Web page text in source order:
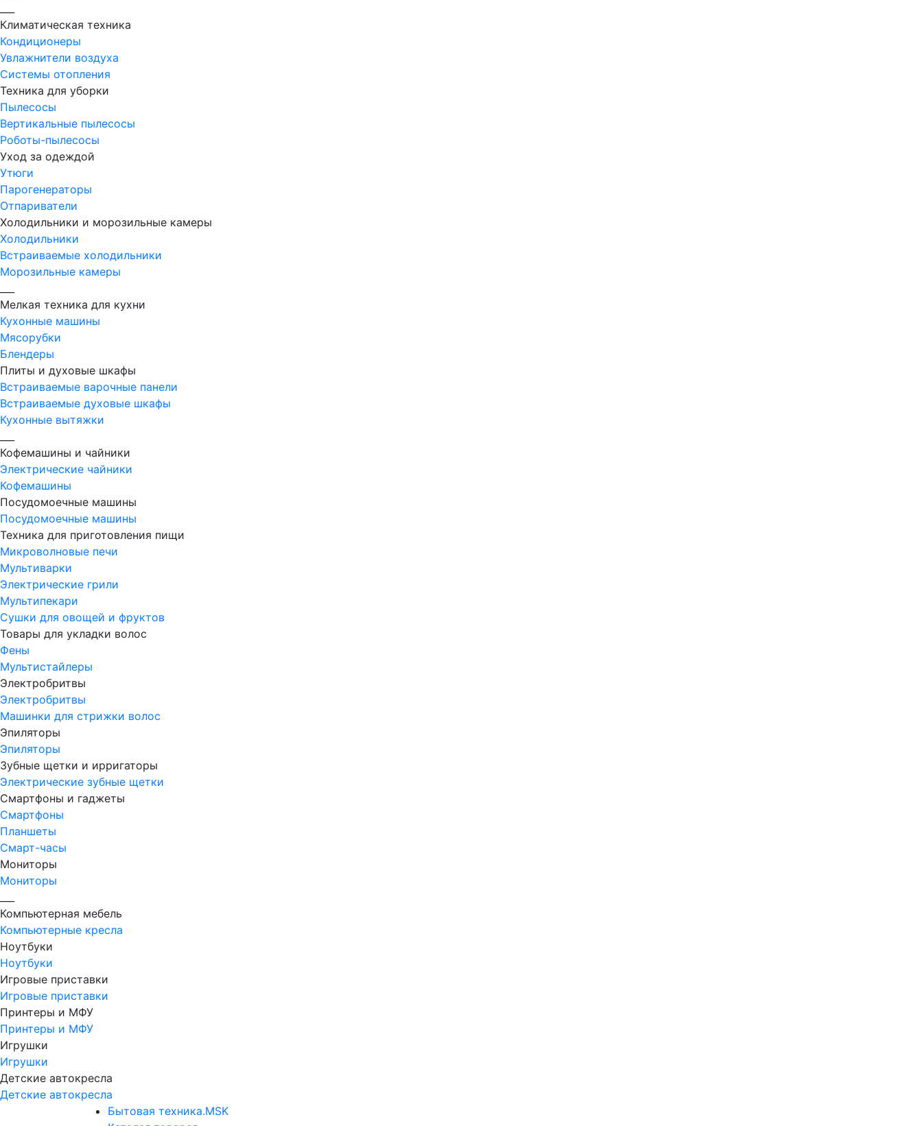
Климатическая техника
Кондиционеры
Увлажнители воздуха
Системы отопления
Техника для уборки
Пылесосы
Вертикальные пылесосы
Роботы-пылесосы
Уход за одеждой
Утюги
Парогенераторы
Отпариватели
Холодильники и морозильные камеры
Холодильники
Встраиваемые холодильники
Морозильные камеры
Мелкая техника для кухни
Кухонные машины
Мясорубки
Блендеры
Плиты и духовые шкафы
Встраиваемые варочные панели
Встраиваемые духовые шкафы
Кухонные вытяжки
Кофемашины и чайники
Электрические чайники
Кофемашины
Посудомоечные машины
Посудомоечные машины
Техника для приготовления пищи
Микроволновые печи
Мультиварки
Электрические грили
Мультипекари
Сушки для овощей и фруктов
Товары для укладки волос
Фены
Мультистайлеры
Электробритвы
Электробритвы
Машинки для стрижки волос
Эпиляторы
Эпиляторы
Зубные щетки и ирригаторы
Электрические зубные щетки
Смартфоны и гаджеты
Смартфоны
Планшеты
Смарт-часы
Мониторы
Мониторы
Компьютерная мебель
Компьютерные кресла
Ноутбуки
Ноутбуки
Игровые приставки
Игровые приставки
Принтеры и МФУ
Принтеры и МФУ
Игрушки
Игрушки
Детские автокресла
Детские автокресла
Бытовая техника.MSK